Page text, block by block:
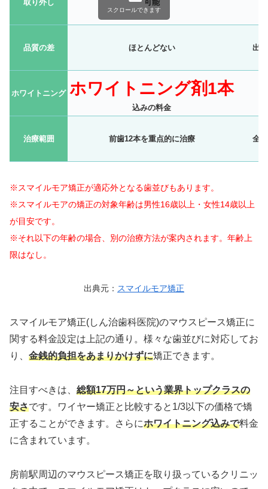
取り外し 可能
品質の差 ほとんどない 出
ホワイトニング ホワイトニング剤1本
込みの料金
治療範囲 前歯12本を重点的に治療 全
スクロールできます
※スマイルモア矯正が適応外となる歯並びもあります。
※スマイルモアの矯正の対象年齢は男性16歳以上・女性14歳以上
が目安です。
※それ以下の年齢の場合、別の治療方法が案内されます。年齢上
限はなし。
出典元： スマイルモア矯正
スマイルモア矯正(しん治歯科医院)のマウスピース矯正に
関する料金設定は上記の通り。様々な歯並びに対応してお
り、 金銭的負担をあまりかけずに矯正できます。
注目すべきは、 総額17万円～という業界トップクラスの
安さです。ワイヤー矯正と比較すると1/3以下の価格で矯
正することができます。さらにホワイトニング込みで料金
に含まれています。
房前駅周辺のマウスピース矯正を取り扱っているクリニッ